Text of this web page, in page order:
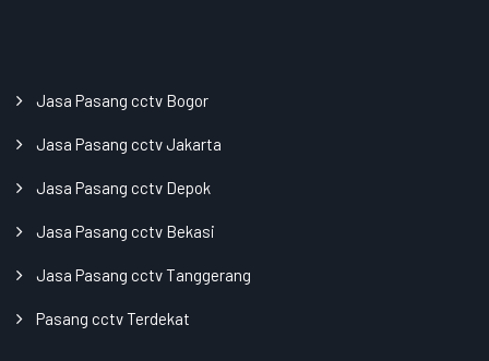
Jasa Pasang cctv Bogor
Jasa Pasang cctv Jakarta
Jasa Pasang cctv Depok
Jasa Pasang cctv Bekasi
Jasa Pasang cctv Tanggerang
Pasang cctv Terdekat